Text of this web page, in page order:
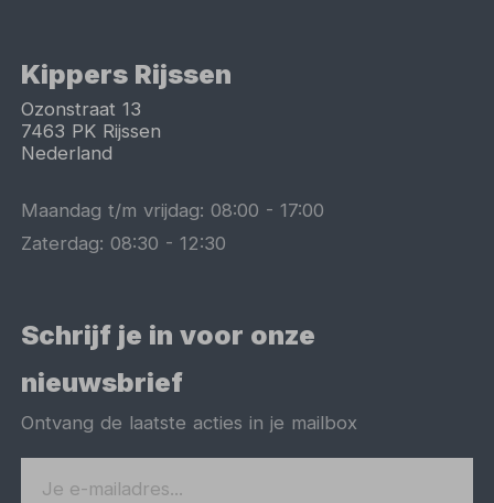
Kippers Rijssen
Ozonstraat 13
7463 PK Rijssen
Nederland
Maandag t/m vrijdag:08:00 -17:00
Zaterdag:08:30 -12:30
Schrijf je in voor onze
nieuwsbrief
Ontvang de laatste acties in je mailbox